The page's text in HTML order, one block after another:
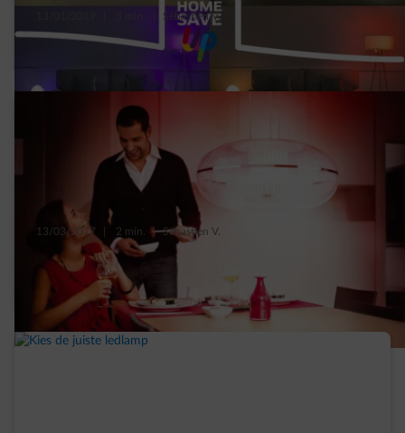
Sébastien V.
Welke ledlamp in welke kamer?
13/03/2017 2 min. | Sébastien V.
Je huis verlichten met slimme led
verlichting